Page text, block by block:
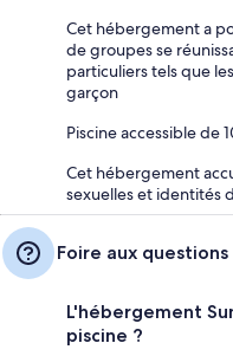
Cet hébergement a
de groupes se
particuliers tels que
garçon
Piscine accessible de
Cet hébergement
sexuelles et identités
Foire aux questions
L'hébergement
piscine ?